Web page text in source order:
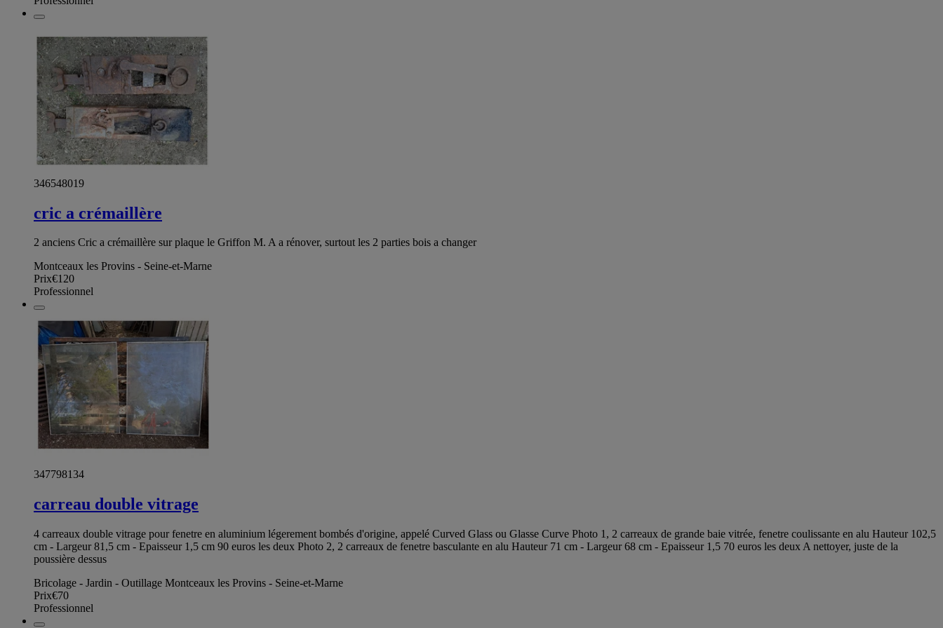
346548019
cric a crémaillère
2 anciens Cric a crémaillère sur plaque le Griffon M. A a rénover, surtout les 2 parties bois a changer
Montceaux les Provins - Seine-et-Marne
Prix€120
Professionnel
347798134
carreau double vitrage
4 carreaux double vitrage pour fenetre en aluminium légerement bombés d'origine, appelé Curved Glass ou Glasse Curve Photo 1, 2 carreaux de grande baie vitrée, fenetre coulissante en alu Hauteur 102,5
cm - Largeur 81,5 cm - Epaisseur 1,5 cm 90 euros les deux Photo 2, 2 carreaux de fenetre basculante en alu Hauteur 71 cm - Largeur 68 cm - Epaisseur 1,5 70 euros les deux A nettoyer, juste de la
poussière dessus
Bricolage - Jardin - Outillage Montceaux les Provins - Seine-et-Marne
Prix€70
Professionnel